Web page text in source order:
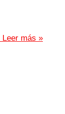
Leer más »